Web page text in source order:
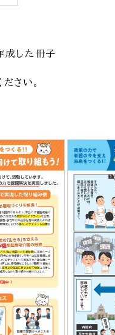
成した冊子
さい。